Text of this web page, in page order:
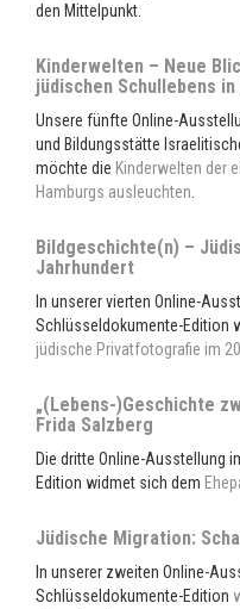
den Mittelpunkt.
Kinderwelten – Neue
jüdischen Schullebens in
Unsere fünfte Online-
und Bildungsstätte
möchte die Kinderwelten der
Hamburgs ausleuchten
Bildgeschichte(n) –
Jahrhundert
In unserer vierten Online-
Schlüsseldokumente-Edition
jüdische Privatfotografie im
„(Lebens-)Geschichte
Frida Salzberg
Die dritte Online-Ausstellung
Edition widmet sich dem
Jüdische Migration:
In unserer zweiten Online-
Schlüsseldokumente-Edition